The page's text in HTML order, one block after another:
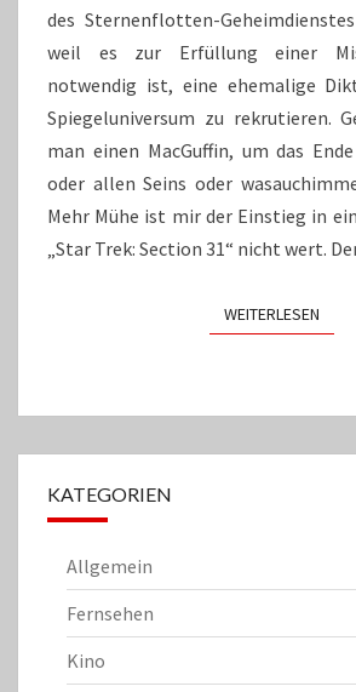
des Sternenflotten-
weil es zur Erfüllung einer
notwendig ist, eine ehemalige
Spiegeluniversum zu rekrutieren.
man einen MacGuffin, um das
oder allen Seins oder
Mehr Mühe ist mir der Einstieg in
„Star Trek: Section 31“ nicht wert.
WEITERLESEN
KATEGORIEN
Allgemein
Fernsehen
Kino